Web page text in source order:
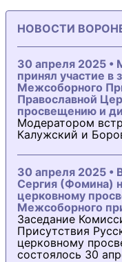
НОВОСТИ
30 апреля 2025 •
принял участие в
Межсоборного
Православной
просвещению и
Модератором
Калужский и
30 апреля 2025 •
Сергия (Фомина)
церковному
Межсоборного
Заседание
Присутствия
церковному
состоялось 30